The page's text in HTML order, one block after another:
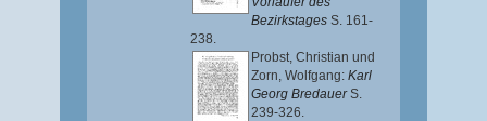
Bezirkstages S. 161-
238.
Probst, Christian und
Zorn, Wolfgang: Karl
Georg BredauerS.
239-326.